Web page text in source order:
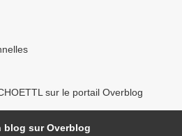
sur le portail Overblog
blog sur Overblog